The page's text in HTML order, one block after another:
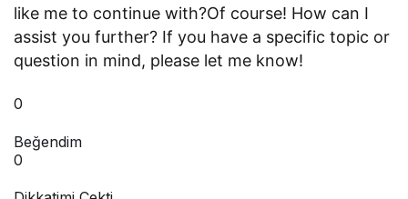
like me to continue with?Of course! How can I
assist you further? If you have a specific topic or
question in mind, please let me know!
0
Beğendim
0